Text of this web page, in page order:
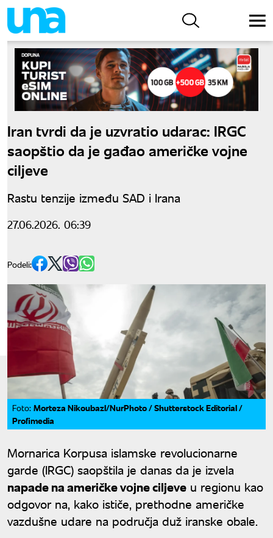
Iran tvrdi da je uzvratio udarac: IRGC
saopštio da je gađao američke vojne
ciljeve
Rastu tenzije između SAD i Irana
27.06.2026. 06:39
Podeli:
Foto: Morteza Nikoubazl/NurPhoto / Shutterstock Editorial /
Profimedia
Mornarica Korpusa islamske revolucionarne
garde (IRGC) saopštila je danas da je izvela
napade na američke vojne ciljeve u regionu kao
odgovor na, kako ističe, prethodne američke
vazdušne udare na područja duž iranske obale.